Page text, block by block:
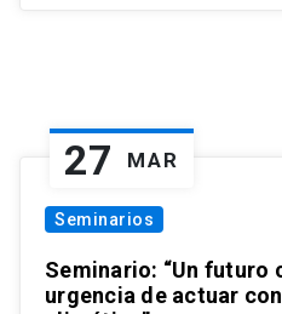
27 MAR
Seminarios
Seminario: “Un futuro
urgencia de actuar